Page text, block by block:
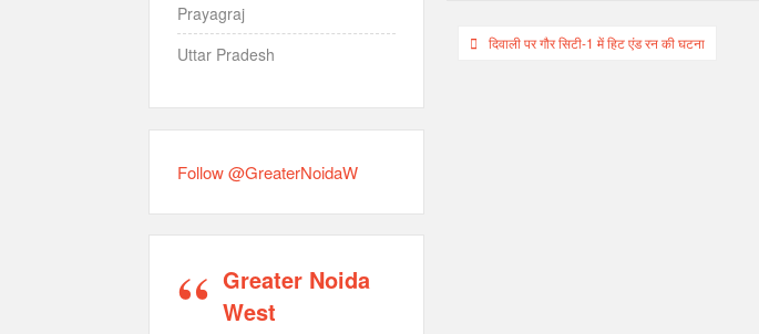
Postदिवाली पर गौर सिटी-1 में हिट एंड रन की घटना
Prayagraj
Uttar Pradesh
Follow @GreaterNoidaW
Greater Noida
West